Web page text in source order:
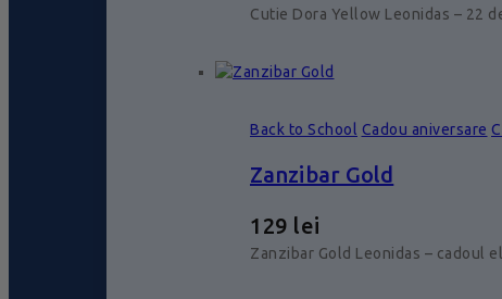
Cutie Dora Yellow Leonidas – 22
Back to School Cadou aniversare
Zanzibar Gold
129 lei
Zanzibar Gold Leonidas – cadoul